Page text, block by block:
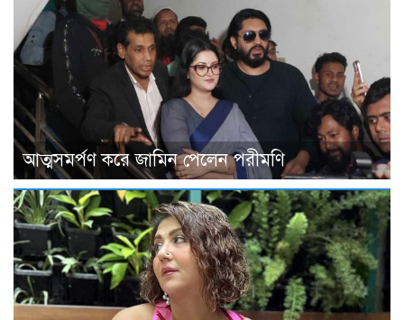
আত্মসমর্পণ করে জামিন পেলেন পরীমণি